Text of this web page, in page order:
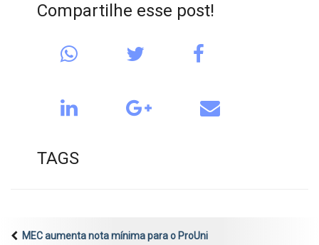
Compartilhe esse post!
TAGS
MEC aumenta nota mínima para o ProUni